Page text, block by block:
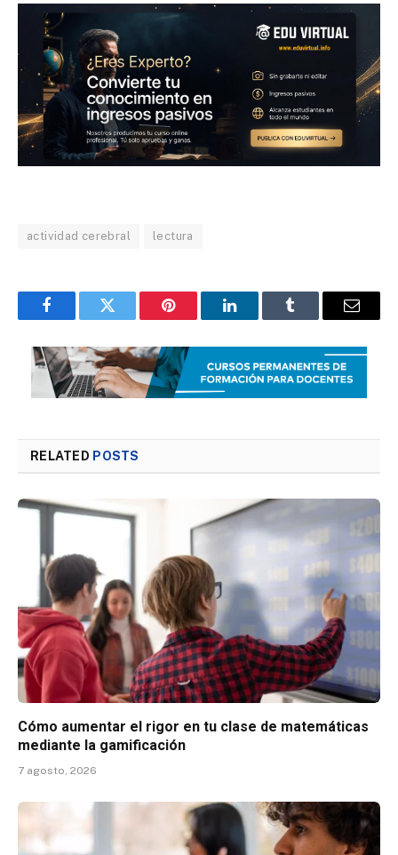
actividad cerebral lectura
FacebookTwitter Pinterest LinkedInTumblr Email
RELATED POSTS
Cómo aumentar el rigor en tu clase de matemáticas
mediante la gamificación
7 agosto, 2026